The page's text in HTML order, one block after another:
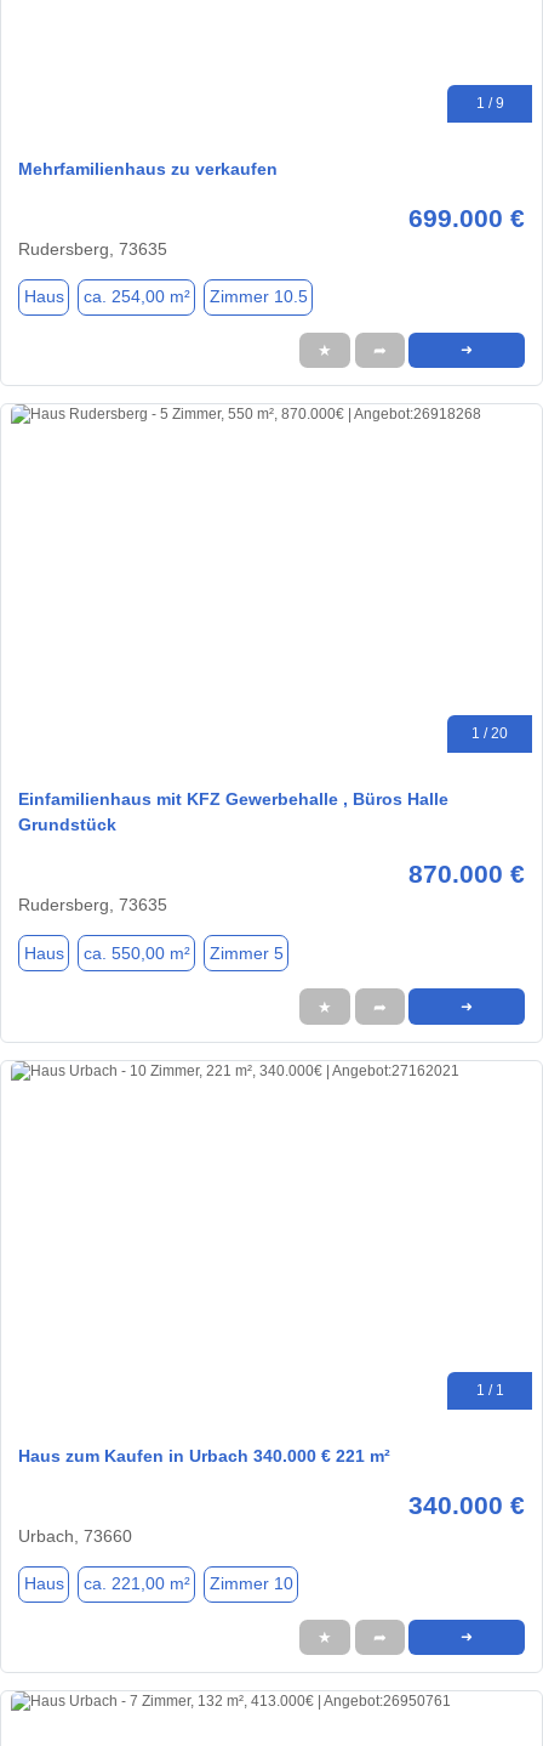
1 / 9
Mehrfamilienhaus zu verkaufen
699.000 €
Rudersberg, 73635
Haus ca. 254,00 m² Zimmer 10.5
★ ➦ ➜
1 / 20
Einfamilienhaus mit KFZ Gewerbehalle , Büros Halle
Grundstück
870.000 €
Rudersberg, 73635
Haus ca. 550,00 m² Zimmer 5
★ ➦ ➜
1 / 1
Haus zum Kaufen in Urbach 340.000 € 221 m²
340.000 €
Urbach, 73660
Haus ca. 221,00 m² Zimmer 10
★ ➦ ➜